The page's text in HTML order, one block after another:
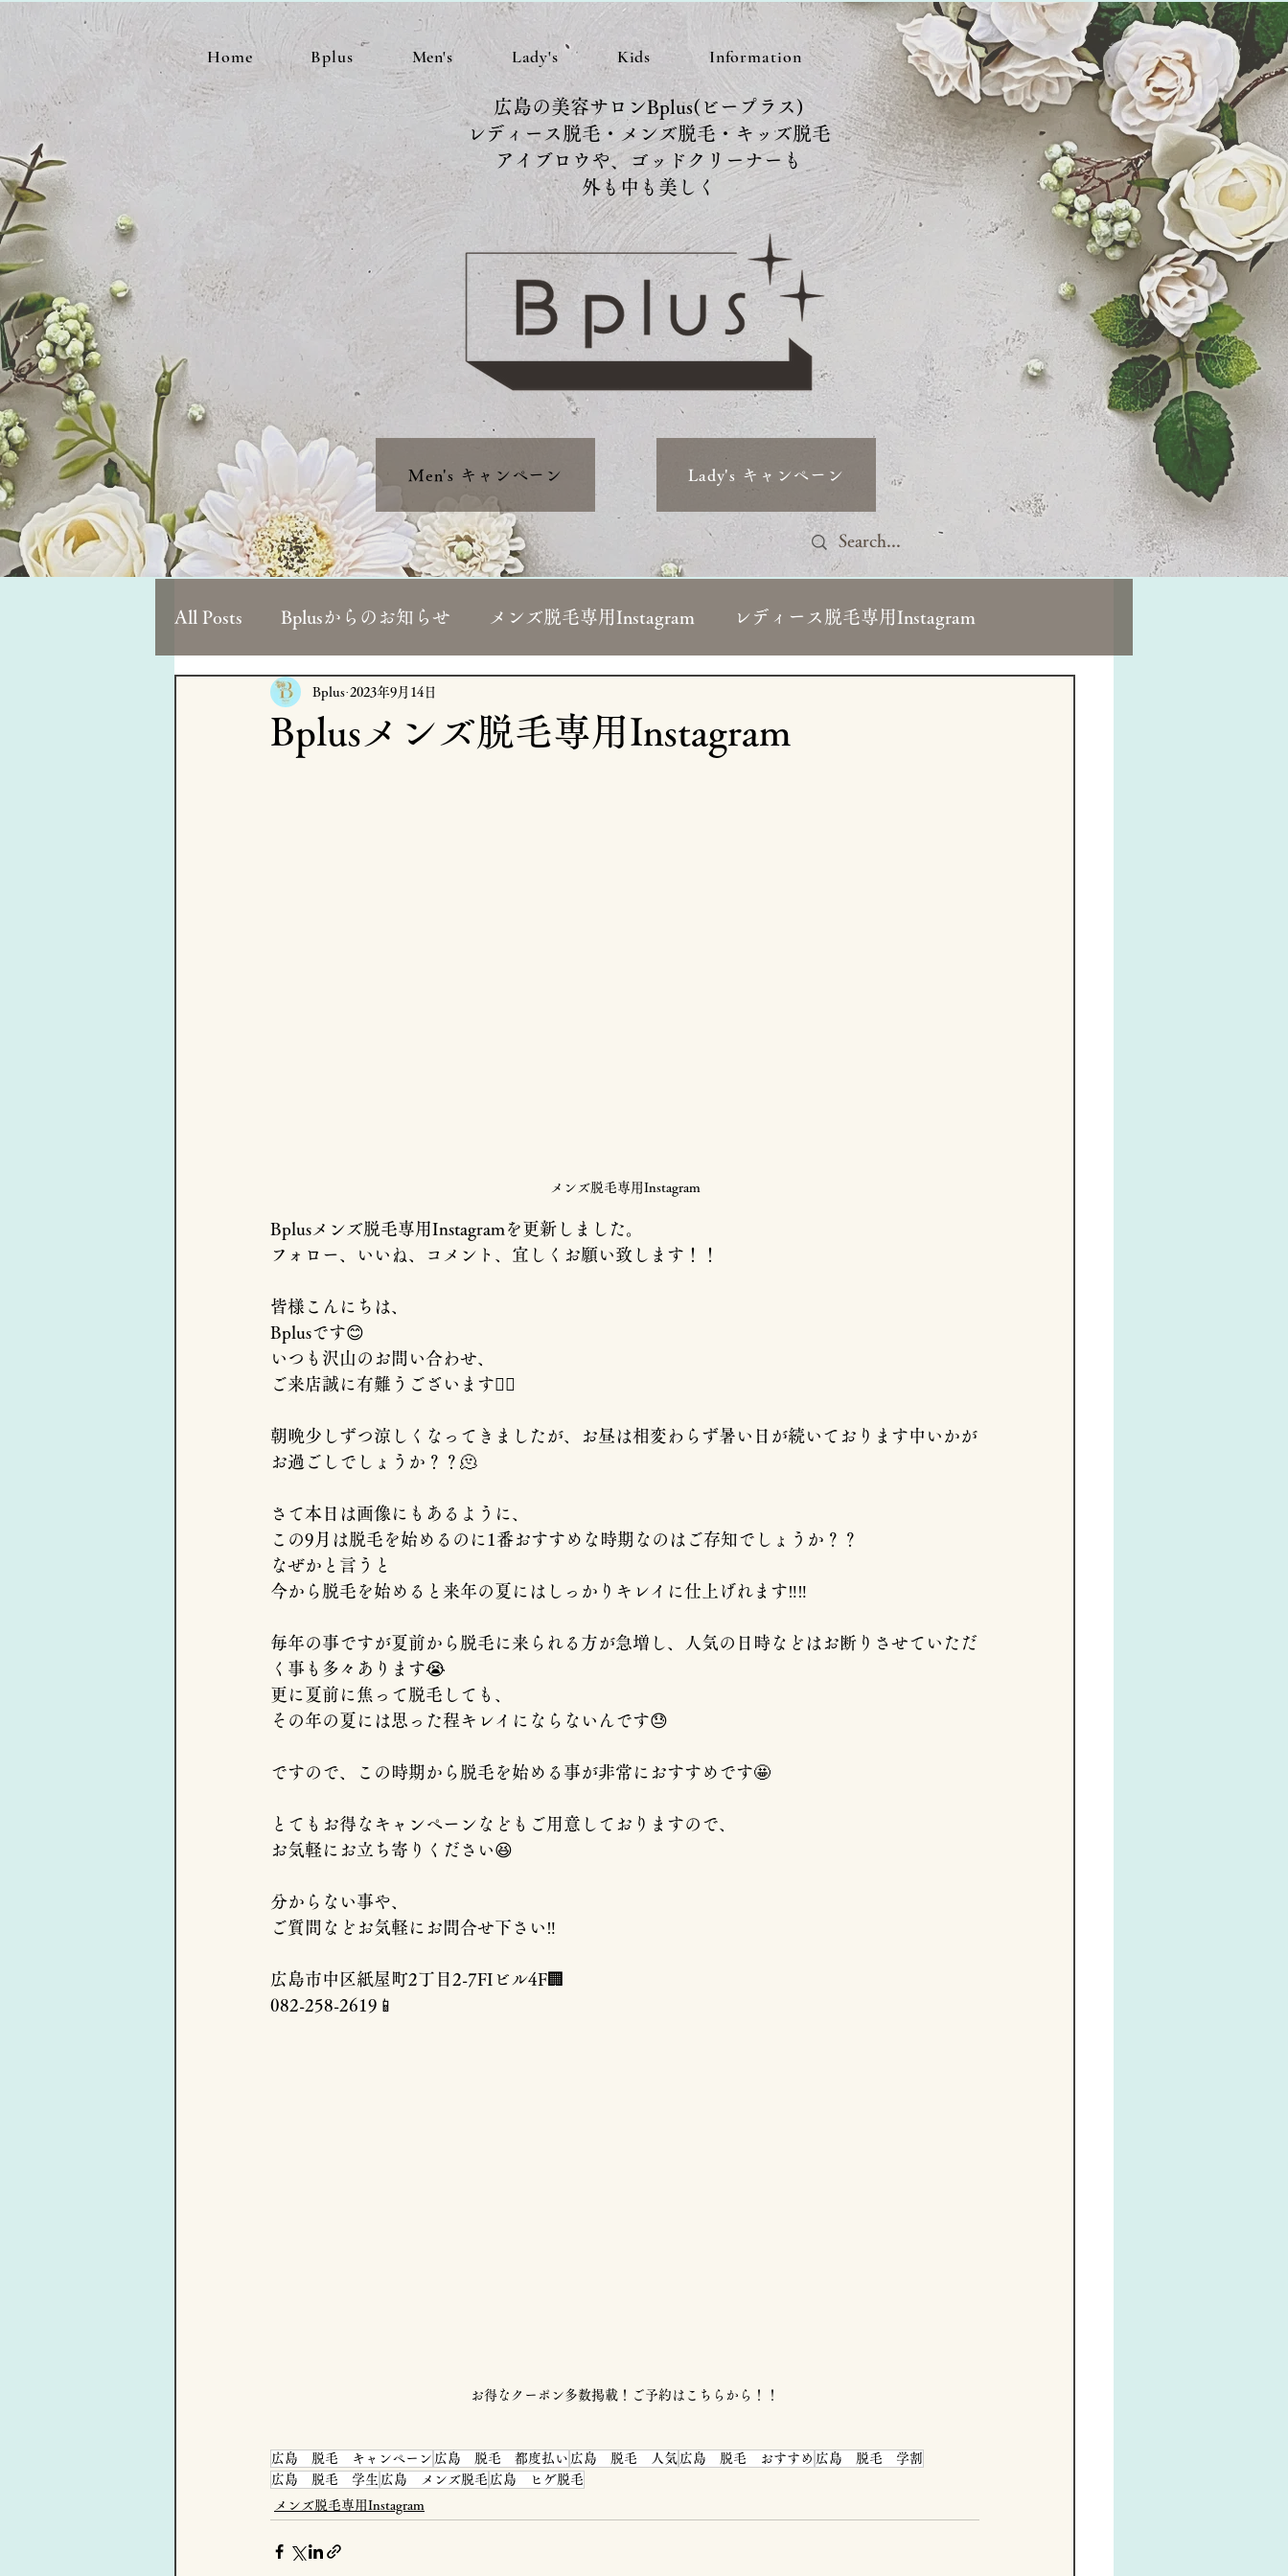
Home Bplus Men's Lady's Kids Information
広島の美容サロンBplus(ビープラス)
レディース脱毛・メンズ脱毛・キッズ脱毛
アイブロウや、ゴッドクリーナーも
外も中も美しく
Men's キャンペーン Lady's キャンペーン
All Posts Bplusからのお知らせ メンズ脱毛専用Instagram レディース脱毛専用Instagram
ホットペッパービューティーブログ
Bplusメンズ脱毛専用Instagram
Bplus 2023年9月14日
メンズ脱毛専用Instagram
Bplusメンズ脱毛専用Instagramを更新しました。
フォロー、いいね、コメント、宜しくお願い致します！！
皆様こんにちは、
Bplusです😊
いつも沢山のお問い合わせ、
ご来店誠に有難うございます🙇‍♂️
朝晩少しずつ涼しくなってきましたが、お昼は相変わらず暑い日が続いております中いかが
お過ごしでしょうか？？🫠
さて本日は画像にもあるように、
この9月は脱毛を始めるのに1番おすすめな時期なのはご存知でしょうか？？
なぜかと言うと
今から脱毛を始めると来年の夏にはしっかりキレイに仕上げれます‼︎‼︎
毎年の事ですが夏前から脱毛に来られる方が急増し、人気の日時などはお断りさせていただ
く事も多々あります😭
更に夏前に焦って脱毛しても、
その年の夏には思った程キレイにならないんです😓
ですので、この時期から脱毛を始める事が非常におすすめです🤩
とてもお得なキャンペーンなどもご用意しておりますので、
お気軽にお立ち寄りください😆
分からない事や、
ご質問などお気軽にお問合せ下さい‼︎
広島市中区紙屋町2丁目2-7FIビル4F🏢
082-258-2619📱
お得なクーポン多数掲載！ご予約はこちらから！！
広島 脱毛 キャンペーン 広島 脱毛 都度払い 広島 脱毛 人気 広島 脱毛 おすすめ 広島 脱毛 学割
広島 脱毛 学生 広島 メンズ脱毛 広島 ヒゲ脱毛
メンズ脱毛専用Instagram